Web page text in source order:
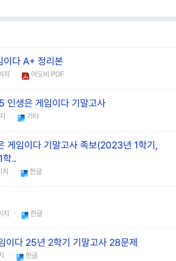
이다 A+ 정리본
ㆍ 어도비 PDF
인생은 게임이다 기말고사
ㆍ 기타
게임이다 기말고사 족보(2023년 1학기,
학..
ㆍ 한글
ㆍ 한글
이다 25년 2학기 기말고사 28문제
ㆍ 한글